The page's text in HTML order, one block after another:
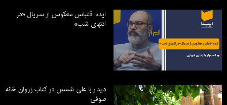
ایده اقتباس معکوس از سریال «در
انتهای شب»
دیدار با علی شمس در کتاب زروان خانه
صوفی